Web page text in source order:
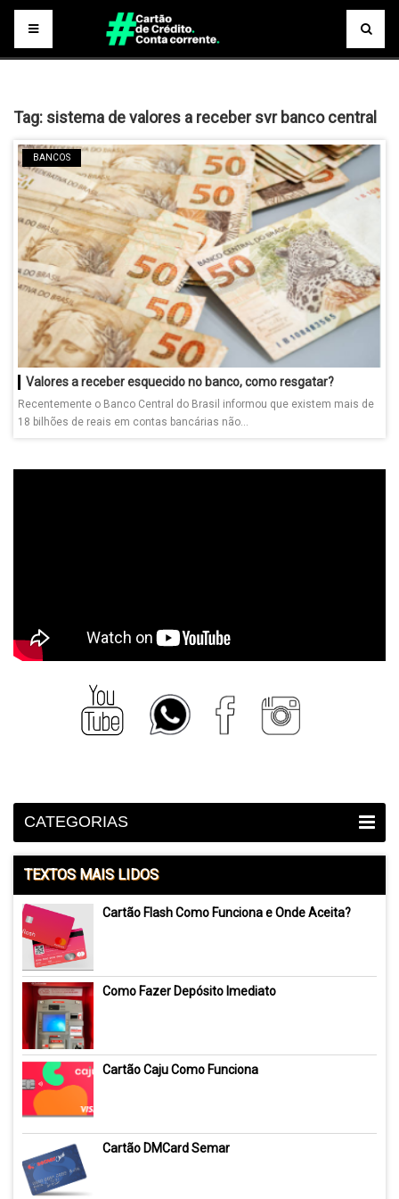
Tag: sistema de valores a receber svr banco central
BANCOS
Valores a receber esquecido no banco, como resgatar?
Recentemente o Banco Central do Brasil informou que existem mais de
18 bilhões de reais em contas bancárias não...
CATEGORIAS
TEXTOS MAIS LIDOS
Cartão Flash Como Funciona e Onde Aceita?
Como Fazer Depósito Imediato
Cartão Caju Como Funciona
Cartão DMCard Semar